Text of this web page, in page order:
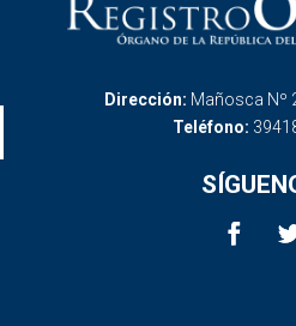
Dirección: Mañosca Nº
Teléfono: